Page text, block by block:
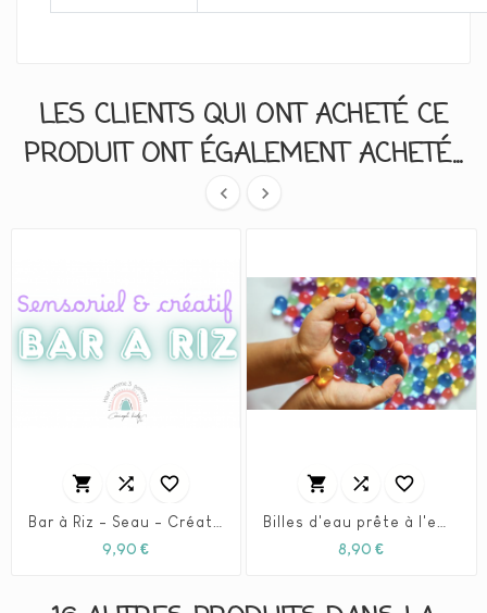
LES CLIENTS QUI ONT ACHETÉ CE
PRODUIT ONT ÉGALEMENT ACHETÉ...
 
  
9,90 €Prix
  
8,90 €Prix